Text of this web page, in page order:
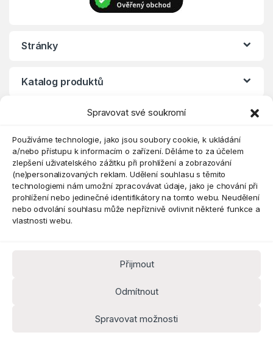
Spravovat své soukromí
Používáme technologie, jako jsou soubory cookie, k ukládání
a/nebo přístupu k informacím o zařízení. Děláme to za účelem
zlepšení uživatelského zážitku při prohlížení a zobrazování
(ne)personalizovaných reklam. Udělení souhlasu s těmito
technologiemi nám umožní zpracovávat údaje, jako je chování při
prohlížení nebo jedinečné identifikátory na tomto webu. Neudělení
nebo odvolání souhlasu může nepříznivě ovlivnit některé funkce a
vlastnosti webu.
Přijmout
Odmítnout
Spravovat možnosti
Stránky
Katalog produktů
Máte dotaz? Kontaktujte nás
k.cz
Kancelář 8:30 - 16:00